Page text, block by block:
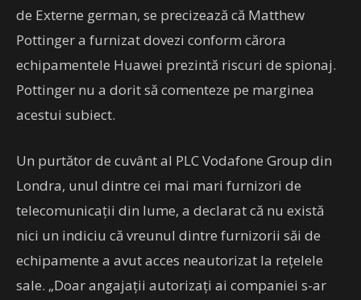
de Externe german, se precizează că Matthew
Pottinger a furnizat dovezi conform cărora
echipamentele Huawei prezintă riscuri de spionaj.
Pottinger nu a dorit să comenteze pe marginea
acestui subiect.
Un purtător de cuvânt al PLC Vodafone Group din
Londra, unul dintre cei mai mari furnizori de
telecomunicaţii din lume, a declarat că nu există
nici un indiciu că vreunul dintre furnizorii săi de
echipamente a avut acces neautorizat la reţelele
sale. „Doar angajaţii autorizaţi ai companiei s-ar